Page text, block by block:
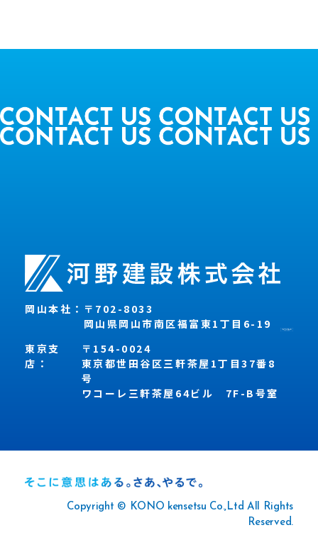
岡山本社： 〒702-8033
岡山県岡山市南区福富東1丁目6-19
東京支
店：
〒154-0024
東京都世田谷区三軒茶屋1丁目37番8
号
ワコーレ三軒茶屋64ビル 7F-B号室
Copyright © KONO kensetsu Co.,Ltd All Rights
Reserved.